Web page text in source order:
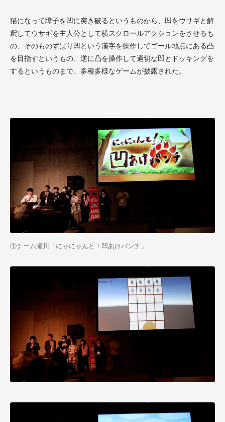
猫になって障子を凹に突き破るというものから、凹をウサギと解
釈してウサギを主人公として横スクロールアクションをさせるも
の、そのものずばり凹という漢字を操作してゴール地点にある凸
を目指すというもの、逆に凸を操作して適切な凹とドッキングを
するというものまで、多種多様なゲームが披露された。
①チーム瀬川「にゃにゃんと！凹あけパンチ」